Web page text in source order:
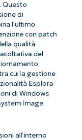
Questo
di
l'ultimo
con patch
qualità
del
cui la gestione
Esplora
di Windows
Image
all'interno